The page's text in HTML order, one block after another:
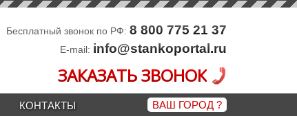
Бесплатный звонок по РФ: 8 800 775 21 37
E-mail: info@stankoportal.ru
ЗАКАЗАТЬ ЗВОНОК
КОНТАКТЫ ВАШ ГОРОД?